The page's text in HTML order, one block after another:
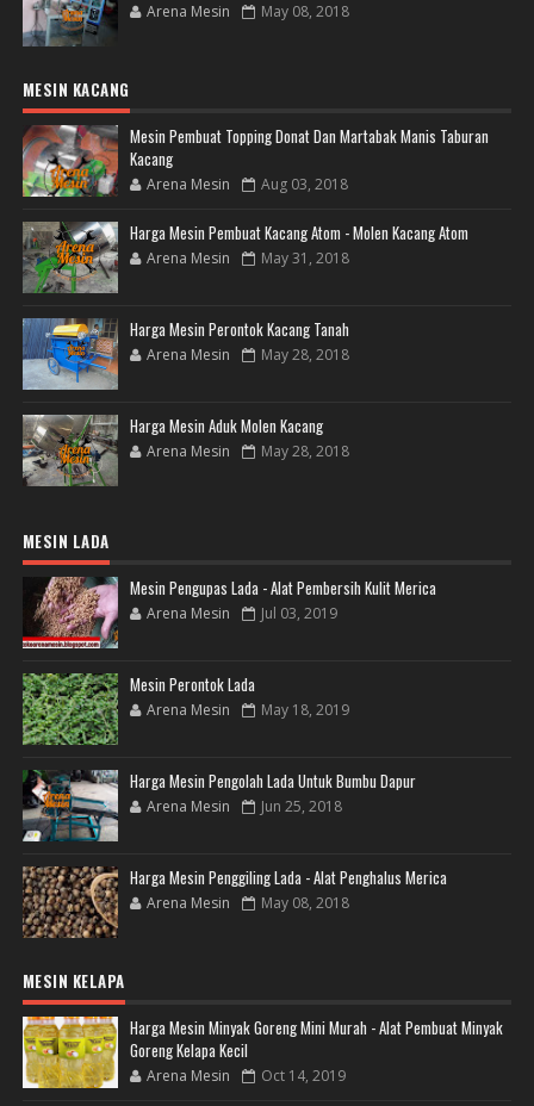
Arena Mesin May 08, 2018
MESIN KACANG
Mesin Pembuat Topping Donat Dan Martabak Manis Taburan
Kacang
Arena Mesin Aug 03, 2018
Harga Mesin Pembuat Kacang Atom - Molen Kacang Atom
Arena Mesin May 31, 2018
Harga Mesin Perontok Kacang Tanah
Arena Mesin May 28, 2018
Harga Mesin Aduk Molen Kacang
Arena Mesin May 28, 2018
MESIN LADA
Mesin Pengupas Lada - Alat Pembersih Kulit Merica
Arena Mesin Jul 03, 2019
Mesin Perontok Lada
Arena Mesin May 18, 2019
Harga Mesin Pengolah Lada Untuk Bumbu Dapur
Arena Mesin Jun 25, 2018
Harga Mesin Penggiling Lada - Alat Penghalus Merica
Arena Mesin May 08, 2018
MESIN KELAPA
Harga Mesin Minyak Goreng Mini Murah - Alat Pembuat Minyak
Goreng Kelapa Kecil
Arena Mesin Oct 14, 2019